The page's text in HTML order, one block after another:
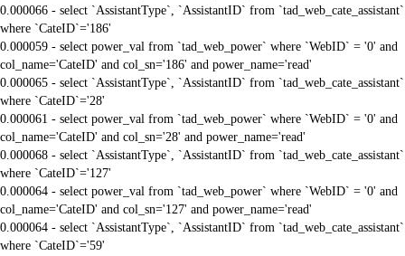
0.000066 - select `AssistantType`, `AssistantID` from `tad_web_cate_assistant`
where `CateID`='186'
0.000059 - select power_val from `tad_web_power` where `WebID` = '0' and
col_name='CateID' and col_sn='186' and power_name='read'
0.000065 - select `AssistantType`, `AssistantID` from `tad_web_cate_assistant`
where `CateID`='28'
0.000061 - select power_val from `tad_web_power` where `WebID` = '0' and
col_name='CateID' and col_sn='28' and power_name='read'
0.000068 - select `AssistantType`, `AssistantID` from `tad_web_cate_assistant`
where `CateID`='127'
0.000064 - select power_val from `tad_web_power` where `WebID` = '0' and
col_name='CateID' and col_sn='127' and power_name='read'
0.000064 - select `AssistantType`, `AssistantID` from `tad_web_cate_assistant`
where `CateID`='59'